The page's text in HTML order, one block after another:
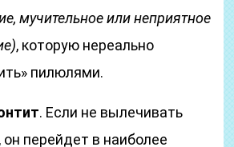
мучительное или неприятное
, которую нереально
пилюлями.
. Если не вылечивать
он перейдет в наиболее